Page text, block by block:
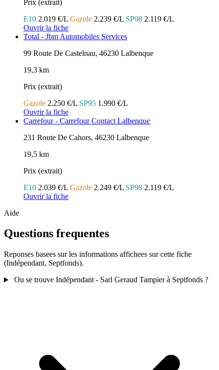
Prix (extrait)
E10 2.019 €/L Gazole 2.239 €/L SP98 2.119 €/L
Ouvrir la fiche
Total - Jbm Automobiles Services
99 Route De Castelnau, 46230 Lalbenque
19,3 km
Prix (extrait)
Gazole 2.250 €/L SP95 1.990 €/L
Ouvrir la fiche
Carrefour - Carrefour Contact Lalbenque
231 Route De Cahors, 46230 Lalbenque
19,5 km
Prix (extrait)
E10 2.039 €/L Gazole 2.249 €/L SP98 2.119 €/L
Ouvrir la fiche
Aide
Questions frequentes
Reponses basees sur les informations affichees sur cette fiche
(Indépendant, Septfonds).
Ou se trouve Indépendant - Sarl Geraud Tampier à Septfonds ?